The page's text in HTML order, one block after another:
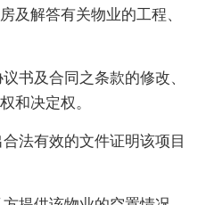
及解答有关物业的工程、
书及合同之条款的修改、
和决定权。
法有效的文件证明该项目